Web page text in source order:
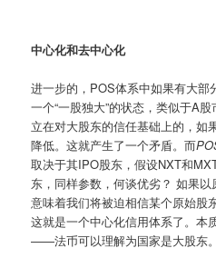
中心化和去中心化
进一步的，POS体系中如果有大
一个“一股独大”的状态，类似于A
立在对大股东的信任基础上的，如
降低。这就产生了一个矛盾。而
取决于其IPO股东，假设NXT和
东，同样参数，何谈优劣？ 如果以
意味着我们将被迫相信某个原始股
这就是一个中心化信用体系了。本
——法币可以理解为国家是大股东。